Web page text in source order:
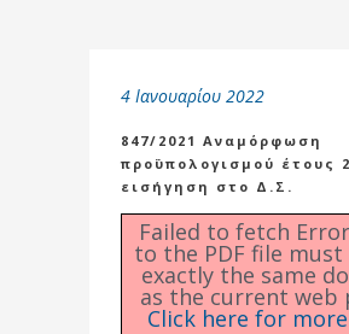
4 Ιανουαρίου 2022
847/2021 Αναμόρφωση
προϋπολογισμού έτους
εισήγηση στο Δ.Σ.
Failed to fetch
to the PDF file must
exactly the same
as the current web
Click here for